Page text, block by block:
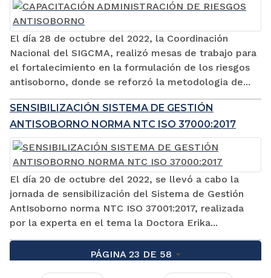
El día 28 de octubre del 2022, la Coordinación
Nacional del SIGCMA, realizó mesas de trabajo para
el fortalecimiento en la formulación de los riesgos
antisoborno, donde se reforzó la metodologia de...
SENSIBILIZACIÓN SISTEMA DE GESTIÓN
ANTISOBORNO NORMA NTC ISO 37000:2017
El día 20 de octubre del 2022, se llevó a cabo la
jornada de sensibilización del Sistema de Gestión
AntIsoborno norma NTC ISO 37001:2017, realizada
por la experta en el tema la Doctora Erika...
PÁGINA 23 DE 58